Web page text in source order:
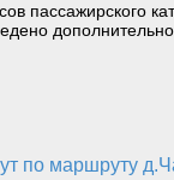
пассажирского